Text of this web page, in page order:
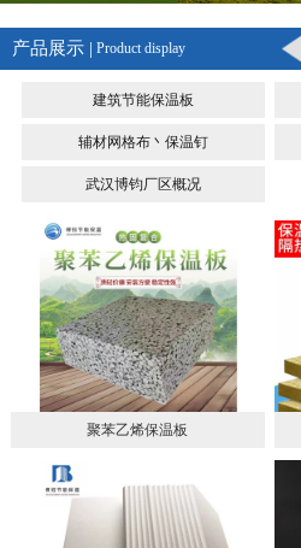
产品展示 | Product display
建筑节能保温板
辅材网格布丶保温钉
武汉博钧厂区概况
聚苯乙烯保温板